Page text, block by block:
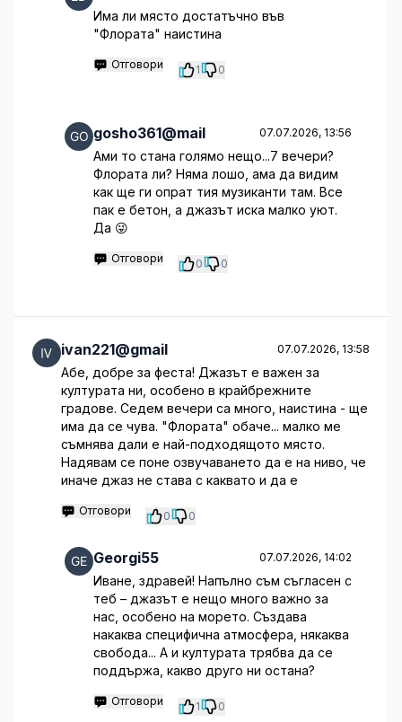
Има ли място достатъчно във
"Флората" наистина
Отговори 1 0
gosho361@mail 07.07.2026, 13:56
Ами то стана голямо нещо...7 вечери?
Флората ли? Няма лошо, ама да видим
как ще ги опрат тия музиканти там. Все
пак е бетон, а джазът иска малко уют.
Да 😜
Отговори 0 0
ivan221@gmail 07.07.2026, 13:58
Абе, добре за феста! Джазът е важен за
културата ни, особено в крайбрежните
градове. Седем вечери са много, наистина - ще
има да се чува. "Флората" обаче... малко ме
съмнява дали е най-подходящото място.
Надявам се поне озвучаването да е на ниво, че
иначе джаз не става с каквато и да е
Отговори 0 0
Georgi55 07.07.2026, 14:02
Иване, здравей! Напълно съм съгласен с
теб – джазът е нещо много важно за
нас, особено на морето. Създава
накаква специфична атмосфера, някаква
свобода... А и културата трябва да се
поддържа, какво друго ни остана?
Отговори 1 0